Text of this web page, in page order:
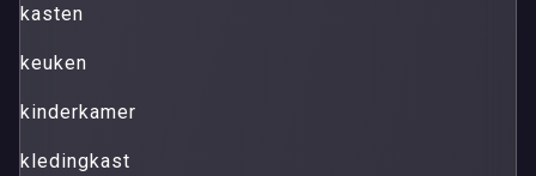
kasten
keuken
kinderkamer
kledingkast